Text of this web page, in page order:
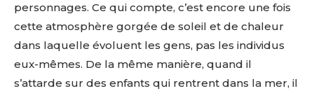
personnages. Ce qui compte, c’est encore une fois
cette atmosphère gorgée de soleil et de chaleur
dans laquelle évoluent les gens, pas les individus
eux-mêmes. De la même manière, quand il
s’attarde sur des enfants qui rentrent dans la mer, il